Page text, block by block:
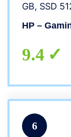
GB, SSD
2060 6
USB-C,
HP –
9.4
6